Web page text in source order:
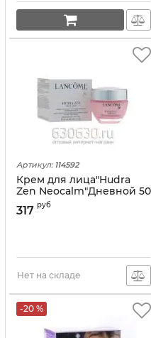
Артикул: 114592
Крем для лица"Hudra
Zen Neocalm"Дневной 50
317 руб
Нет на складе
-20 %